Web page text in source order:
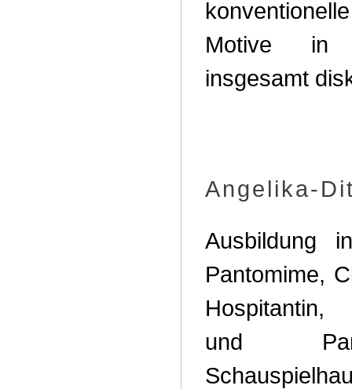
Motive in
insgesamt
Angelika-
Ausbildung
Pantomime,
Hospitantin,
und